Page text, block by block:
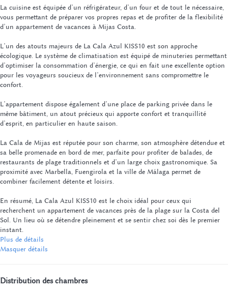
La cuisine est équipée d’un réfrigérateur, d’un four et de tout le nécessaire,
vous permettant de préparer vos propres repas et de profiter de la flexibilité
d’un appartement de vacances à Mijas Costa.
L’un des atouts majeurs de La Cala Azul KISS10 est son approche
écologique. Le système de climatisation est équipé de minuteries permettant
d’optimiser la consommation d’énergie, ce qui en fait une excellente option
pour les voyageurs soucieux de l’environnement sans compromettre le
confort.
L’appartement dispose également d’une place de parking privée dans le
même bâtiment, un atout précieux qui apporte confort et tranquillité
d’esprit, en particulier en haute saison.
La Cala de Mijas est réputée pour son charme, son atmosphère détendue et
sa belle promenade en bord de mer, parfaite pour profiter de balades, de
restaurants de plage traditionnels et d’un large choix gastronomique. Sa
proximité avec Marbella, Fuengirola et la ville de Málaga permet de
combiner facilement détente et loisirs.
En résumé, La Cala Azul KISS10 est le choix idéal pour ceux qui
recherchent un appartement de vacances près de la plage sur la Costa del
Sol. Un lieu où se détendre pleinement et se sentir chez soi dès le premier
instant.
Plus de détails
Masquer détails
Distribution des chambres